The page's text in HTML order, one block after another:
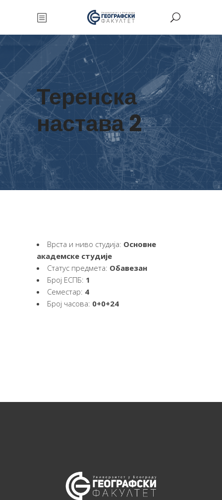
Теренска
настава 2
Врста и ниво студија: Основне
академске студије
Статус предмета: Обавезан
Број ЕСПБ: 1
Семестар: 4
Број часова: 0+0+24